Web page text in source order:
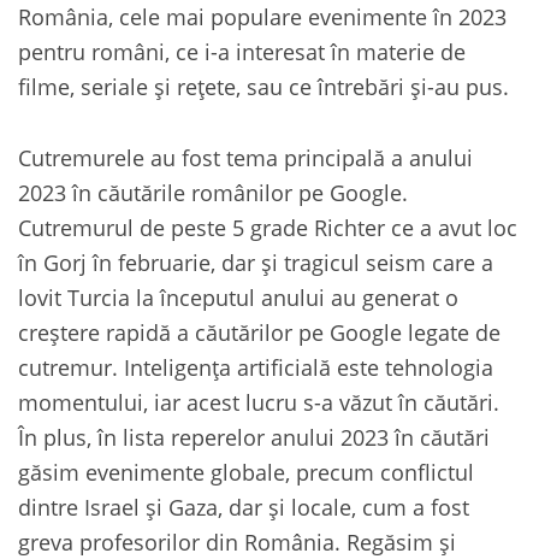
România, cele mai populare evenimente în 2023
pentru români, ce i-a interesat în materie de
filme, seriale și rețete, sau ce întrebări și-au pus.
Cutremurele au fost tema principală a anului
2023 în căutările românilor pe Google.
Cutremurul de peste 5 grade Richter ce a avut loc
în Gorj în februarie, dar și tragicul seism care a
lovit Turcia la începutul anului au generat o
creștere rapidă a căutărilor pe Google legate de
cutremur. Inteligența artificială este tehnologia
momentului, iar acest lucru s-a văzut în căutări.
În plus, în lista reperelor anului 2023 în căutări
găsim evenimente globale, precum conflictul
dintre Israel și Gaza, dar și locale, cum a fost
greva profesorilor din România. Regăsim și